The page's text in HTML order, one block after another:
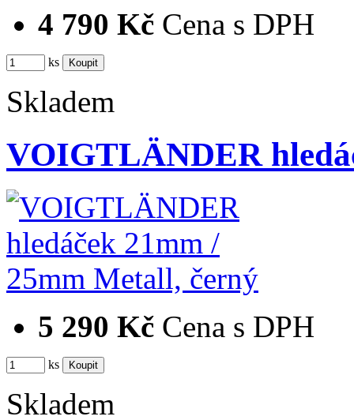
4 790 Kč Cena s DPH
ks
Skladem
VOIGTLÄNDER
5 290 Kč Cena s DPH
ks
Skladem